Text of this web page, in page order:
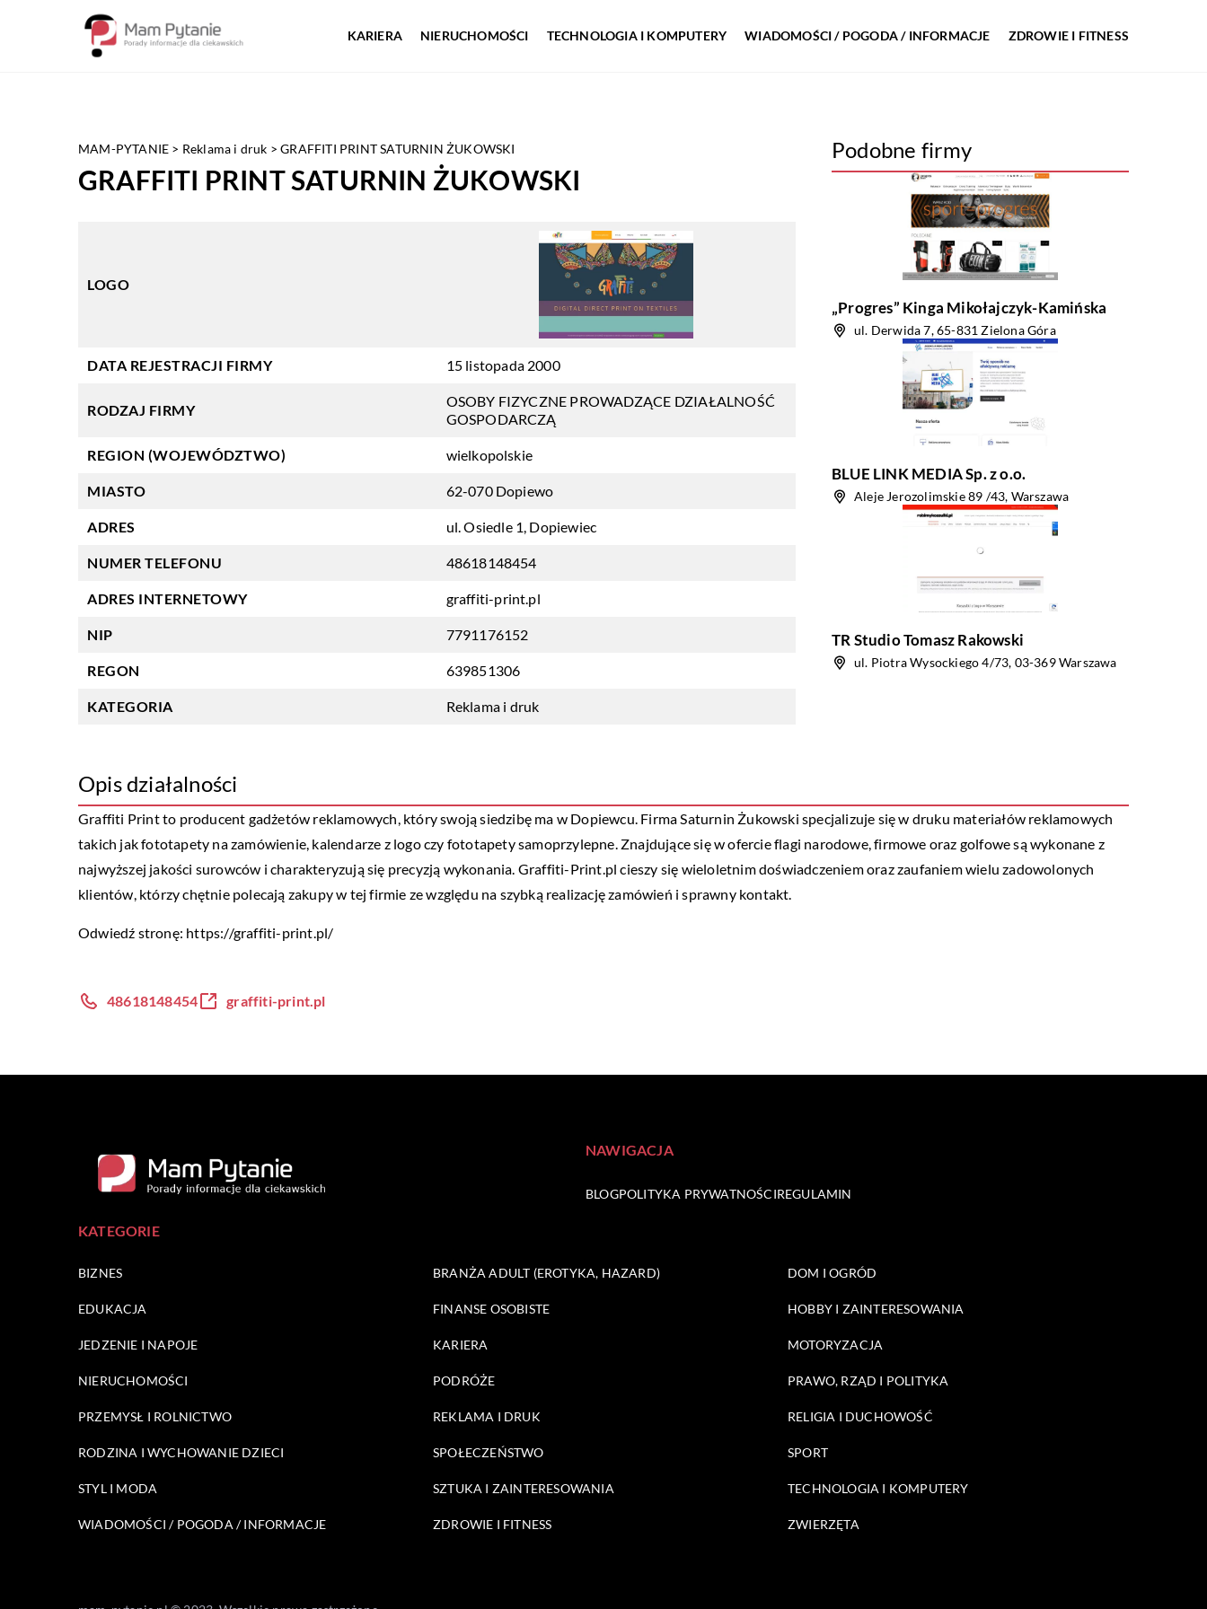
KARIERA NIERUCHOMOŚCI TECHNOLOGIA I KOMPUTERY WIADOMOŚCI / POGODA / INFORMACJE ZDROWIE I FITNESS
MAM-PYTANIE > Reklama i druk >GRAFFITI PRINT SATURNIN ŻUKOWSKI
GRAFFITI PRINT SATURNIN ŻUKOWSKI
LOGO
DATA REJESTRACJI FIRMY 15 listopada 2000
RODZAJ FIRMY
OSOBY FIZYCZNE PROWADZĄCE DZIAŁALNOŚĆ
GOSPODARCZĄ
REGION (WOJEWÓDZTWO) wielkopolskie
MIASTO 62-070 Dopiewo
ADRES ul. Osiedle 1, Dopiewiec
NUMER TELEFONU 48618148454
ADRES INTERNETOWY graffiti-print.pl
NIP 7791176152
REGON 639851306
KATEGORIA Reklama i druk
Podobne firmy
„Progres” Kinga Mikołajczyk-Kamińska
ul. Derwida 7, 65-831 Zielona Góra
BLUE LINK MEDIA Sp. z o.o.
Aleje Jerozolimskie 89 /43, Warszawa
TR Studio Tomasz Rakowski
ul. Piotra Wysockiego 4/73, 03-369 Warszawa
Opis działalności
Graffiti Print to producent gadżetów reklamowych, który swoją siedzibę ma w Dopiewcu. Firma Saturnin Żukowski specjalizuje się w druku materiałów reklamowych
takich jak fototapety na zamówienie, kalendarze z logo czy fototapety samoprzylepne. Znajdujące się w ofercie flagi narodowe, firmowe oraz golfowe są wykonane z
najwyższej jakości surowców i charakteryzują się precyzją wykonania. Graffiti-Print.pl cieszy się wieloletnim doświadczeniem oraz zaufaniem wielu zadowolonych
klientów, którzy chętnie polecają zakupy w tej firmie ze względu na szybką realizację zamówień i sprawny kontakt.
Odwiedź stronę: https://graffiti-print.pl/
48618148454 graffiti-print.pl
NAWIGACJA
BLOGPOLITYKA PRYWATNOŚCIREGULAMIN
KATEGORIE
BIZNES BRANŻA ADULT (EROTYKA, HAZARD) DOM I OGRÓD
EDUKACJA FINANSE OSOBISTE HOBBY I ZAINTERESOWANIA
JEDZENIE I NAPOJE KARIERA MOTORYZACJA
NIERUCHOMOŚCI PODRÓŻE PRAWO, RZĄD I POLITYKA
PRZEMYSŁ I ROLNICTWO REKLAMA I DRUK RELIGIA I DUCHOWOŚĆ
RODZINA I WYCHOWANIE DZIECI SPOŁECZEŃSTWO SPORT
STYL I MODA SZTUKA I ZAINTERESOWANIA TECHNOLOGIA I KOMPUTERY
WIADOMOŚCI / POGODA / INFORMACJE ZDROWIE I FITNESS ZWIERZĘTA